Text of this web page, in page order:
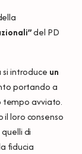
del PD
introduce un
portando a
tempo avviato.
loro consenso
di
fiducia